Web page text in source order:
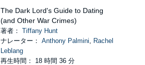
The Dark Lord's Guide to Dating
(and Other War Crimes)
著者： Tiffany Hunt
ナレーター： Anthony Palmini, Rachel
Leblang
再生時間： 18 時間 36 分